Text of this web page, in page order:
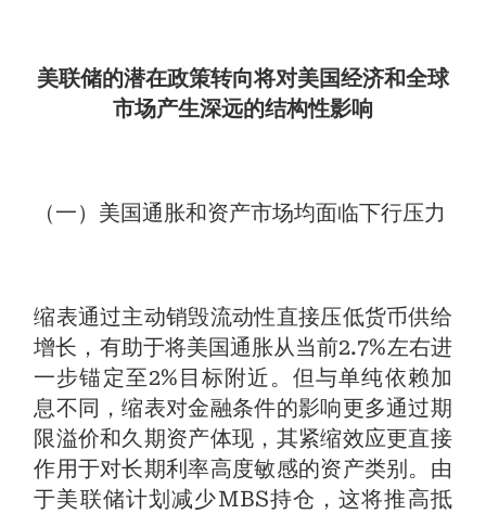
美联储的潜在政策转向将对美国经济和全球
市场产生深远的结构性影响
（一）美国通胀和资产市场均面临下行压力
缩表通过主动销毁流动性直接压低货币供给
增长，有助于将美国通胀从当前2.7%左右进
一步锚定至2%目标附近。但与单纯依赖加
息不同，缩表对金融条件的影响更多通过期
限溢价和久期资产体现，其紧缩效应更直接
作用于对长期利率高度敏感的资产类别。由
于美联储计划减少MBS持仓，这将推高抵